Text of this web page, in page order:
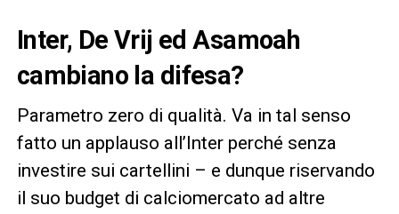
Inter, De Vrij ed Asamoah
cambiano la difesa?
Parametro zero di qualità. Va in tal senso
fatto un applauso all’Inter perché senza
investire sui cartellini – e dunque riservando
il suo budget di calciomercato ad altre